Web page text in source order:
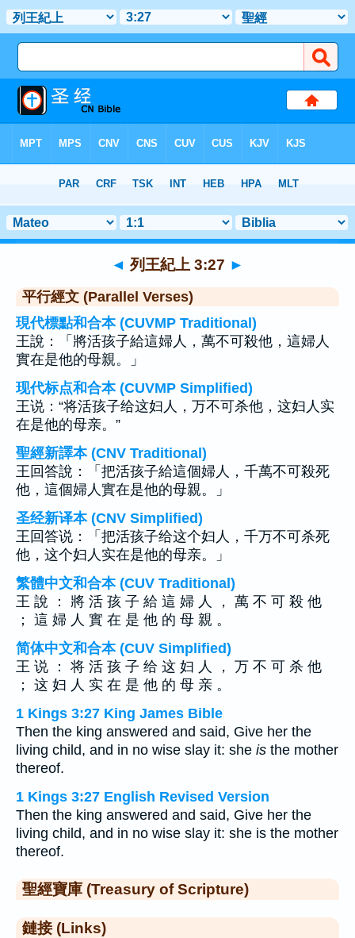
> 聖經金句 27
◄ 列王紀上 3:27 ►
平行經文 (Parallel Verses)
現代標點和合本 (CUVMP Traditional)
王說：「將活孩子給這婦人，萬不可殺他，這婦人
實在是他的母親。」
现代标点和合本 (CUVMP Simplified)
王说：“将活孩子给这妇人，万不可杀他，这妇人实
在是他的母亲。”
聖經新譯本 (CNV Traditional)
王回答說：「把活孩子給這個婦人，千萬不可殺死
他，這個婦人實在是他的母親。」
圣经新译本 (CNV Simplified)
王回答说：「把活孩子给这个妇人，千万不可杀死
他，这个妇人实在是他的母亲。」
繁體中文和合本 (CUV Traditional)
王 說 ： 將 活 孩 子 給 這 婦 人 ， 萬 不 可 殺 他
； 這 婦 人 實 在 是 他 的 母 親 。
简体中文和合本 (CUV Simplified)
王 说 ： 将 活 孩 子 给 这 妇 人 ， 万 不 可 杀 他
； 这 妇 人 实 在 是 他 的 母 亲 。
1 Kings 3:27 King James Bible
Then the king answered and said, Give her the
living child, and in no wise slay it: she is the mother
thereof.
1 Kings 3:27 English Revised Version
Then the king answered and said, Give her the
living child, and in no wise slay it: she is the mother
thereof.
聖經寶庫 (Treasury of Scripture)
鏈接 (Links)